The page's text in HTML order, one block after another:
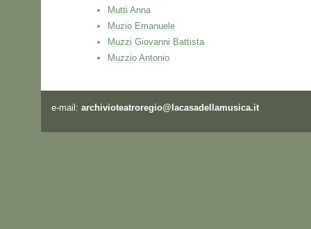
Mutti Anna
Muzio Emanuele
Muzzi Giovanni Battista
Muzzio Antonio
e-mail: archivioteatroregio@lacasadellamusica.it